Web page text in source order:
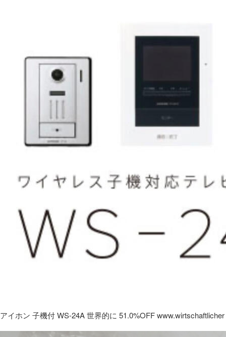
アイホン 子機付 WS-24A 世界的に 51.0%OFF www.wirtschaftlicher